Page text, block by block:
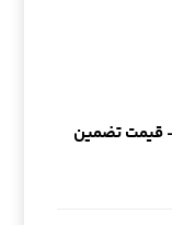
– قیمت تضمین